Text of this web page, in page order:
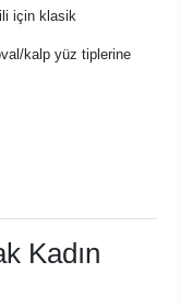
için klasik
kalp yüz tiplerine
Kadın